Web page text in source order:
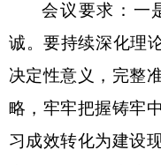
会议要求：一
诚。要持续深化理
决定性意义，完整
略，牢牢把握铸牢
习成效转化为建设